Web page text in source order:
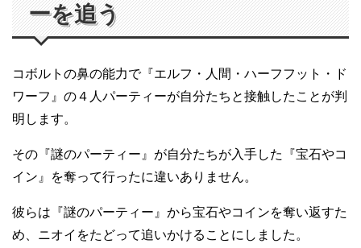
ーを追う
コボルトの鼻の能力で『エルフ・人間・ハーフフット・ド
ワーフ』の４人パーティーが自分たちと接触したことが判
明します。
その『謎のパーティー』が自分たちが入手した『宝石やコ
イン』を奪って行ったに違いありません。
彼らは『謎のパーティー』から宝石やコインを奪い返すた
め、ニオイをたどって追いかけることにしました。